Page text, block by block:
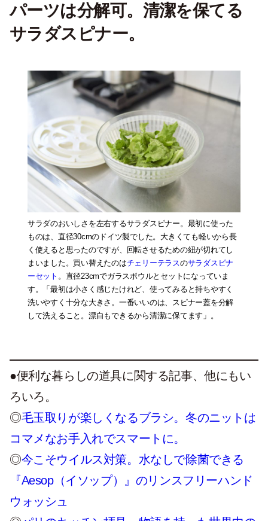
パーツは分解可。清潔を保てる
サラダスピナー。
サラダのおいしさを左右するサラダスピナー。最初に使った
ものは、直径30cmのドイツ製でした。大きくても軽いから長
く使えると思ったのですが、回転させるための紐が切れてし
まいました。買い替えたのはチェリーテラスのサラダスピナ
ーセット 。直径23cmでガラスボウルとセットになっていま
す。「最初は小さく感じたけれど、使ってみると持ちやすく
洗いやすく十分な大きさ。一番いいのは、スピナー蓋を分解
して洗えること。漂白もできるから清潔に保てます」。
●便利な暮らしの道具に関する記事、他にもい
ろいろ。
◎毛玉取りが楽しくなるブラシ。冬のニットは
コマメなお手入れでスマートに。
◎今こそウイルス対策。水なしで除菌できる
『Aesop（イソップ）』のリンスフリーハンド
ウォッシュ